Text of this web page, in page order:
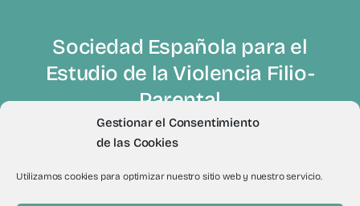
Gestionar el Consentimiento
de las Cookies
Utilizamos cookies para optimizar nuestro sitio web y nuestro servicio.
Sociedad Española para el
Estudio de la Violencia Filio-
Parental